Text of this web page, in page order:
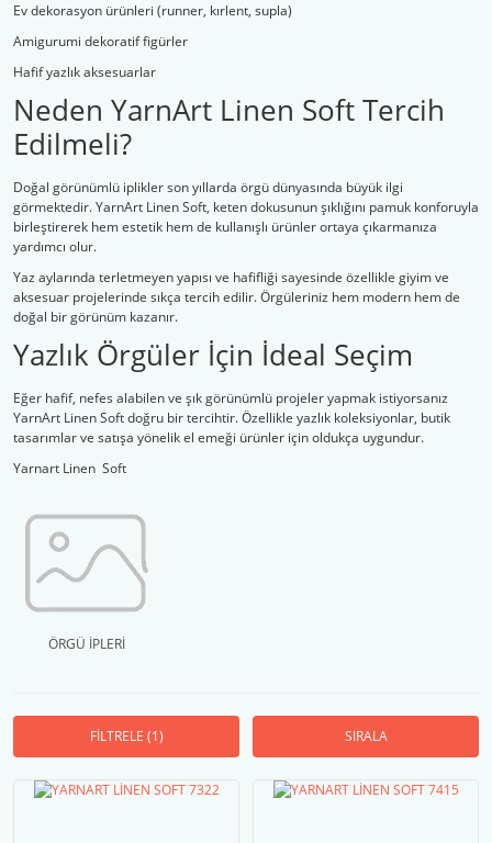
Ev dekorasyon ürünleri (runner, kırlent, supla)
Amigurumi dekoratif figürler
Hafif yazlık aksesuarlar
Neden YarnArt Linen Soft Tercih
Edilmeli?
Doğal görünümlü iplikler son yıllarda örgü dünyasında büyük ilgi
görmektedir. YarnArt Linen Soft, keten dokusunun şıklığını pamuk konforuyla
birleştirerek hem estetik hem de kullanışlı ürünler ortaya çıkarmanıza
yardımcı olur.
Yaz aylarında terletmeyen yapısı ve hafifliği sayesinde özellikle giyim ve
aksesuar projelerinde sıkça tercih edilir. Örgüleriniz hem modern hem de
doğal bir görünüm kazanır.
Yazlık Örgüler İçin İdeal Seçim
Eğer hafif, nefes alabilen ve şık görünümlü projeler yapmak istiyorsanız
YarnArt Linen Soft doğru bir tercihtir. Özellikle yazlık koleksiyonlar, butik
tasarımlar ve satışa yönelik el emeği ürünler için oldukça uygundur.
Yarnart Linen Soft
ÖRGÜ İPLERİ
FİLTRELE (1) SIRALA